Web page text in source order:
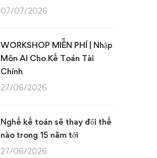
07/07/2026
WORKSHOP MIỄN PHÍ | Nhập
Môn AI Cho Kế Toán Tài
Chính
27/06/2026
Nghề kế toán sẽ thay đổi thế
nào trong 15 năm tới
27/06/2026